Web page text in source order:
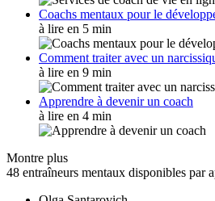
Coachs mentaux pour le
à lire en 5 min
Comment traiter avec un
à lire en 9 min
Apprendre à devenir un coach
à lire en 4 min
Montre plus
48 entraîneurs mentaux disponibles par